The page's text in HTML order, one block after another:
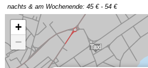
nachts & am Wochenende: 45 € - 54 €
+
−